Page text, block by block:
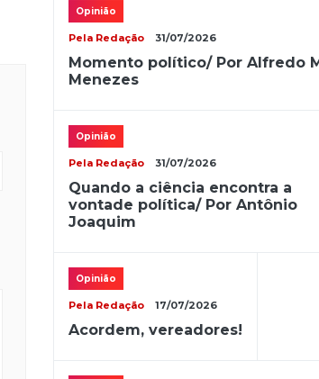
Opinião
Pela Redação 31/07/2026
Momento político/ Por Alfredo
Menezes
Opinião
Pela Redação 31/07/2026
Quando a ciência encontra a
vontade política/ Por Antônio
Joaquim
Opinião
Pela Redação 17/07/2026
Acordem, vereadores!